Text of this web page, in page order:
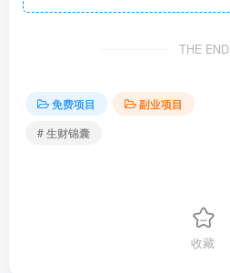
THE END
免费项目
副业项目
# 生财锦囊
收藏